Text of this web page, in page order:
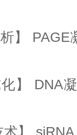
析】
化】 DNA
术】